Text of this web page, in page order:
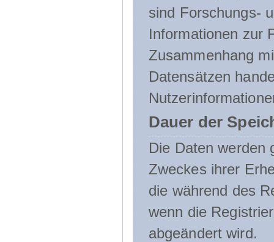
sind Forschungs-
Informationen zur
Zusammenhang
Datensätzen
Dauer der
Die Daten werden
Zweckes ihrer
die während des
wenn die
abgeändert wird.